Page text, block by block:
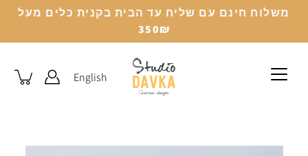
משלוח חינם עם שליח עד הבית בקנית כלים מעל
350₪
English